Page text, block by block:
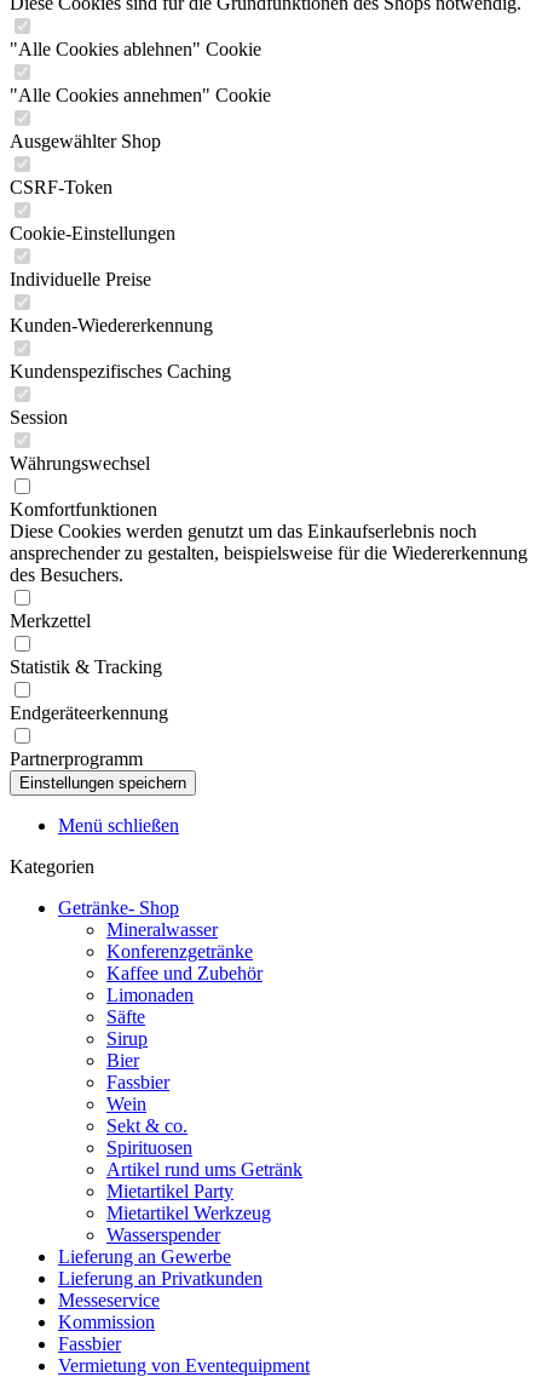
"Alle Cookies ablehnen" Cookie
"Alle Cookies annehmen" Cookie
Ausgewählter Shop
CSRF-Token
Cookie-Einstellungen
Individuelle Preise
Kunden-Wiedererkennung
Kundenspezifisches Caching
Session
Währungswechsel
Komfortfunktionen
Diese Cookies werden genutzt um das Einkaufserlebnis noch
ansprechender zu gestalten, beispielsweise für die Wiedererkennung
des Besuchers.
Merkzettel
Statistik & Tracking
Endgeräteerkennung
Partnerprogramm
Menü schließen
Kategorien
Getränke- Shop
Mineralwasser
Konferenzgetränke
Kaffee und Zubehör
Limonaden
Säfte
Sirup
Bier
Fassbier
Wein
Sekt & co.
Spirituosen
Artikel rund ums Getränk
Mietartikel Party
Mietartikel Werkzeug
Wasserspender
Lieferung an Gewerbe
Lieferung an Privatkunden
Messeservice
Kommission
Fassbier
Vermietung von Eventequipment